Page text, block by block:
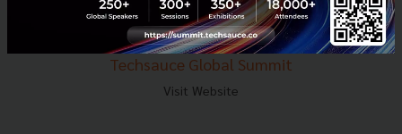
ส่งบทความ
Techsauce Global Summit
Visit Website